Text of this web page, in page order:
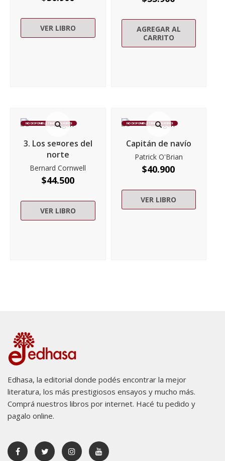
VER LIBRO
AGREGAR AL
CARRITO
NO DISPONIBLE TEMPORALMENTE
3. Los se¤ores del
norte
Bernard Cornwell
$44.500
VER LIBRO
NO DISPONIBLE TEMPORALMENTE
Capitán de navío
Patrick O'Brian
$40.900
VER LIBRO
Edhasa, la editorial donde podés encontrar la mejor
literatura, los más prestigiosos ensayos y mucho más.
Comprá nuestros libros por internet. Hacé tu pedido y
pagalo online.